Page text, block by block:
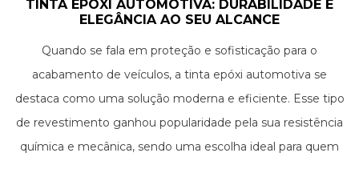
TINTA EPOXI AUTOMOTIVA: DURABILIDADE E
ELEGÂNCIA AO SEU ALCANCE
Quando se fala em proteção e sofisticação para o
acabamento de veículos, a tinta epóxi automotiva se
destaca como uma solução moderna e eficiente. Esse tipo
de revestimento ganhou popularidade pela sua resistência
química e mecânica, sendo uma escolha ideal para quem